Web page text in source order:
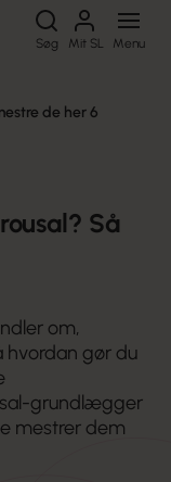
Søg Mit SL Menu
Søg
de her 6
Så
om,
hvordan gør du
grundlægger
mestrer dem